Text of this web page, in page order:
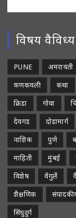
विषय वैविध्य
PUNE अमरावती
कणकवली
कथा
क्रिडा
गोवा
देवगड
दोडामार्ग
नाशिक
पुणे
माहिती
मुंबई
विशेष
वेंगुर्ले
शैक्षणिक
सिंधुदुर्ग